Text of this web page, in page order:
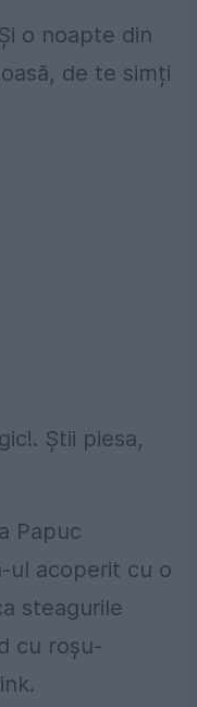
o noapte din
de te simți
Știi piesa,
Papuc
ul acoperit cu o
steagurile
cu roșu-